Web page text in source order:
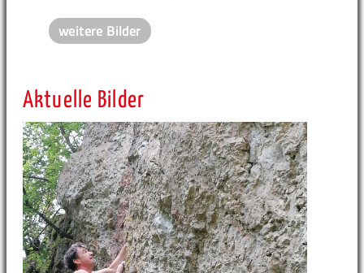
weitere Bilder
Aktuelle Bilder